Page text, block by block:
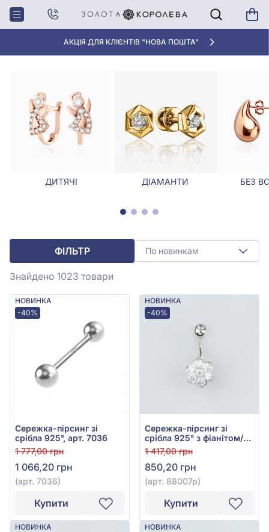
АКЦІЯ ДЛЯ КЛІЄНТІВ "НОВА ПОШТА"
Головна Сережки Срібні сережки
СРІБНІ СЕРЕЖКИ
ДИТЯЧІ ДІАМАНТИ БЕЗ
ФІЛЬТР По новинкам
Знайдено 1023 товари
НОВИНКА
-40%
Сережка-пірсинг зі
срібла 925°, арт. 7036
1 777,00 грн
1 066,20 грн
(арт. 7036)
Купити
НОВИНКА
-40%
Сережка-пірсинг зі
срібла 925° з фіанітом/
куб.цирконієм, арт.
88007р
1 417,00 грн
850,20 грн
(арт. 88007р)
Купити
НОВИНКА
НОВИНКА